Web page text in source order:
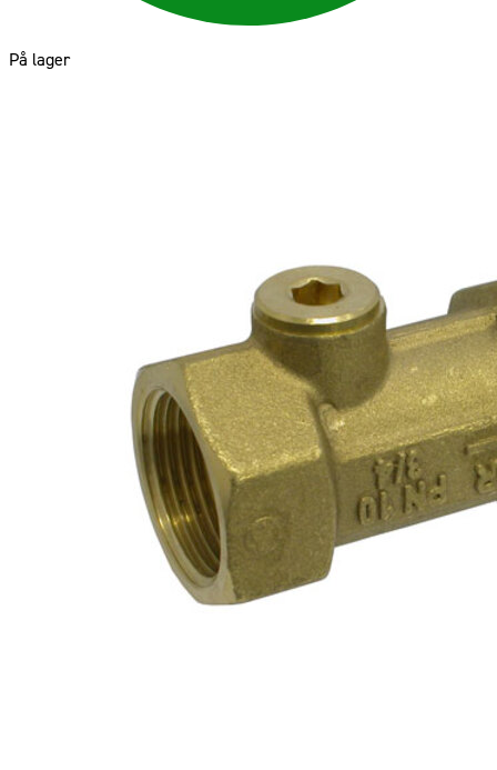
På lager